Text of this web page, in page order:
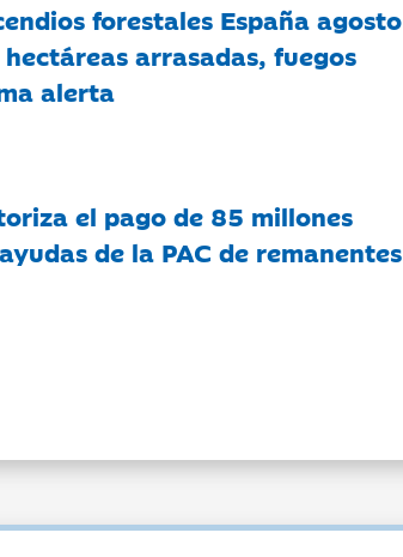
forestales España agosto
arrasadas, fuegos
alerta
el pago de 85 millones
de la PAC de remanentes